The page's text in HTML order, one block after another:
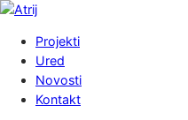
Skoči do sadržaja
Projekti
Ured
Novosti
Kontakt